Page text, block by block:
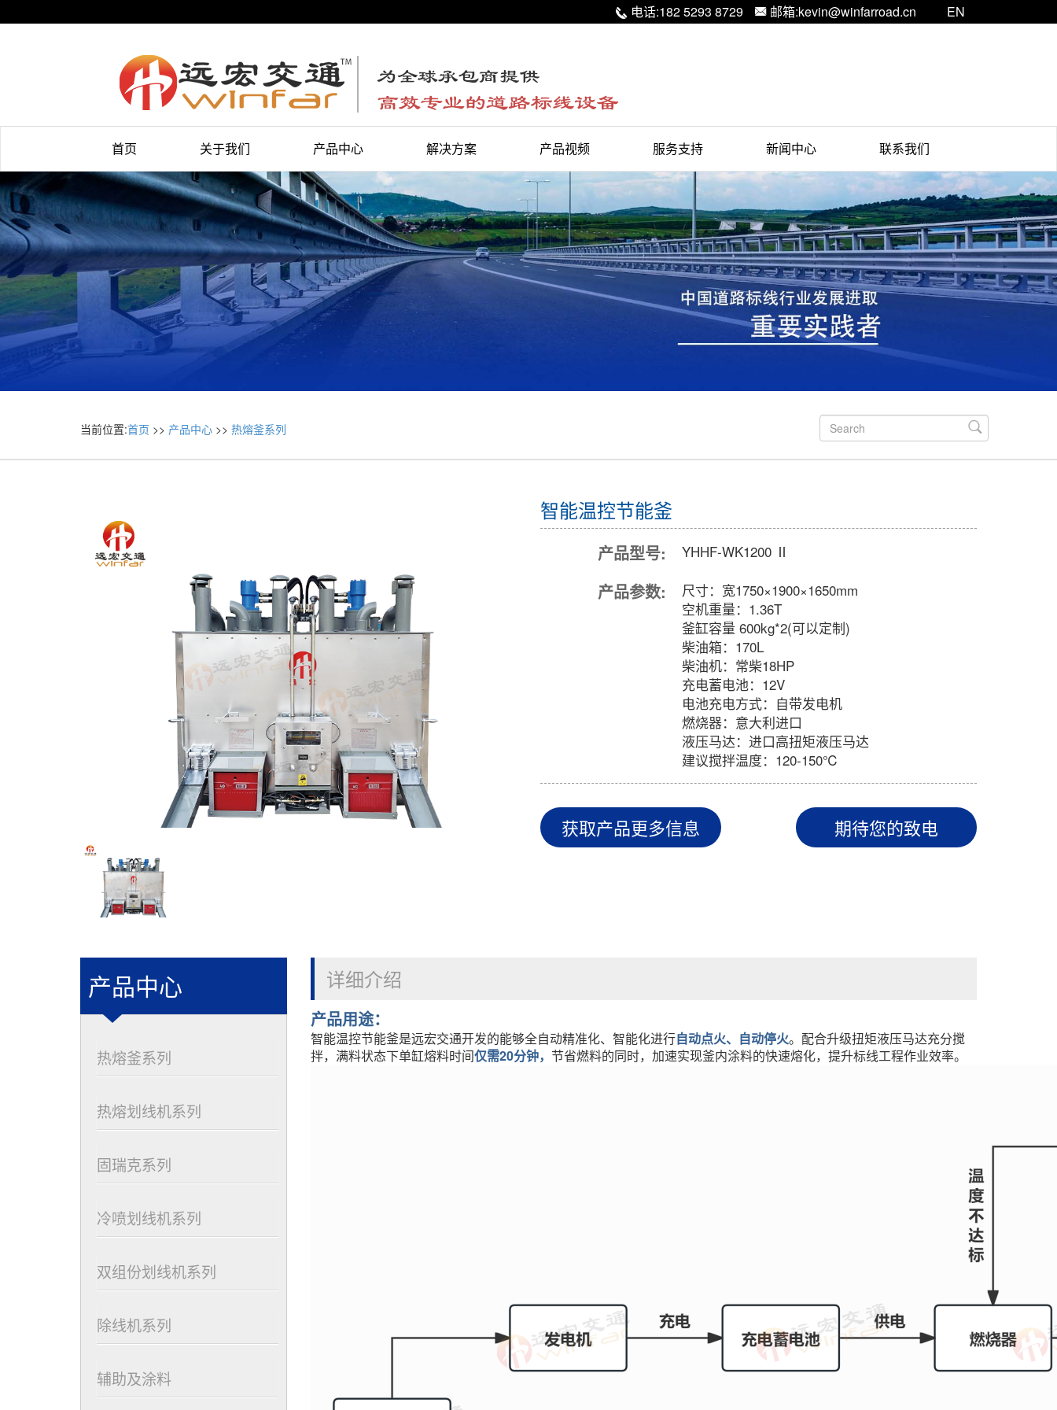
 电话:182 5293 8729  邮箱:kevin@winfarroad.cn EN
首页 关于我们 产品中心 解决方案 产品视频 服务支持 新闻中心 联系我们
当前位置:首页 >> 产品中心 >> 热熔釜系列 
智能温控节能釜
产品型号: YHHF-WK1200 Ⅱ
产品参数:
尺寸：宽1750×1900×1650mm
空机重量：1.36T
釜缸容量 600kg*2(可以定制)
柴油箱：170L
柴油机：常柴18HP
充电蓄电池：12V
电池充电方式：自带发电机
燃烧器：意大利进口
液压马达：进口高扭矩液压马达
建议搅拌温度：120-150℃
获取产品更多信息 期待您的致电
详细介绍
产品用途：
智能温控节能釜是远宏交通开发的能够全自动精准化、智能化进行自动点火、自动停火。配合升级扭矩液压马达充分搅
拌，满料状态下单缸熔料时间仅需20分钟， 节省燃料的同时，加速实现釜内涂料的快速熔化，提升标线工程作业效率。
产品中心
热熔釜系列
热熔划线机系列
固瑞克系列
冷喷划线机系列
双组份划线机系列
除线机系列
辅助及涂料